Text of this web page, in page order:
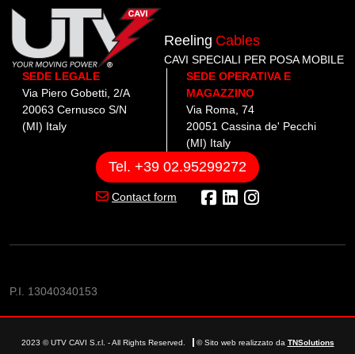
Reeling Cables
CAVI SPECIALI PER POSA MOBILE
SEDE LEGALE
Via Piero Gobetti, 2/A
20063 Cernusco S/N
(MI) Italy
SEDE OPERATIVA E
MAGAZZINO
Via Roma, 74
20051 Cassina de' Pecchi
(MI) Italy
Tel. +39 02.95299272
Contact form
P.I. 13040340153
2023 © UTV CAVI S.r.l. - All Rights Reserved. © Sito web realizzato da TNSolutions